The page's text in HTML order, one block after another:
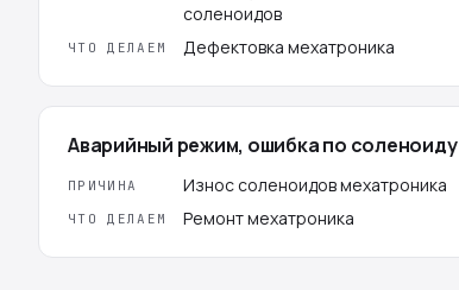
соленоидов
ЧТО ДЕЛАЕМ Дефектовка мехатроника
Аварийный режим, ошибка по соленоиду
ПРИЧИНА Износ соленоидов мехатроника
ЧТО ДЕЛАЕМ Ремонт мехатроника